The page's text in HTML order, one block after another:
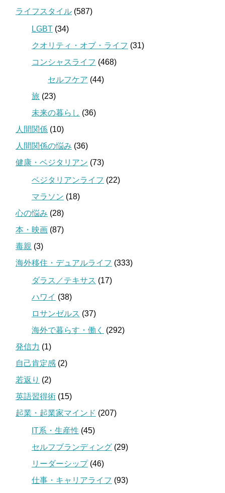
ライフスタイル (587)
LGBT (34)
クオリティ・オブ・ライフ (31)
コンシャスライフ (468)
セルフケア (44)
旅 (23)
未来の暮らし (36)
人間関係 (10)
人間関係の悩み (36)
健康・ベジタリアン (73)
ベジタリアンライフ (22)
マラソン (18)
心の悩み (28)
本・映画 (87)
毒親 (3)
海外移住・デュアルライフ (333)
ダラス／テキサス (17)
ハワイ (38)
ロサンゼルス (37)
海外で暮らす・働く
(292)
発信力 (1)
自己肯定感 (2)
若返り (2)
英語習得術 (15)
起業・起業家マインド (207)
IT系・生産性 (45)
セルフブランディング (29)
リーダーシップ(46)
仕事・キャリアライフ (93)